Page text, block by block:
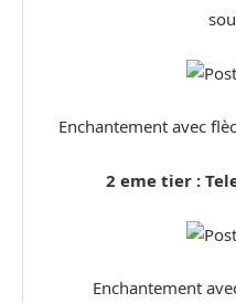
Enchantement avec
2 eme tier :
Enchantement